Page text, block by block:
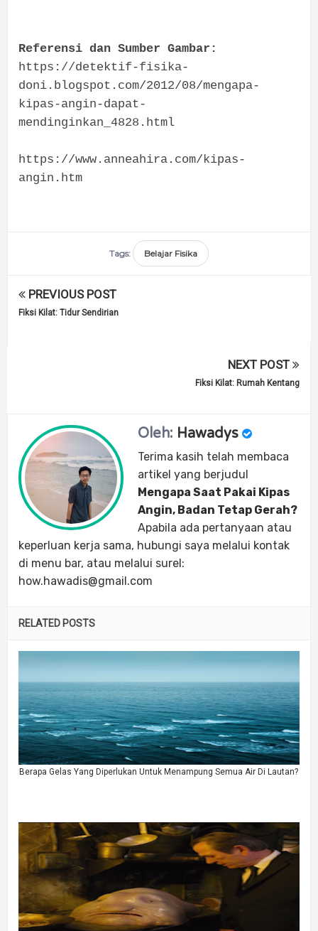
Referensi dan Sumber Gambar:
https://detektif-fisika-
doni.blogspot.com/2012/08/mengapa-
kipas-angin-dapat-
mendinginkan_4828.html
https://www.anneahira.com/kipas-
angin.htm
Tags: Belajar Fisika
PREVIOUS POST
Fiksi Kilat: Tidur Sendirian
NEXT POST
Fiksi Kilat: Rumah Kentang
Oleh: Hawadys
Terima kasih telah membaca
artikel yang berjudul
Mengapa Saat Pakai Kipas
Angin, Badan Tetap Gerah?
Apabila ada pertanyaan atau
keperluan kerja sama, hubungi saya melalui kontak
di menu bar, atau melalui surel:
how.hawadis@gmail.com
RELATED POSTS
Berapa Gelas Yang Diperlukan Untuk Menampung Semua Air Di Lautan?